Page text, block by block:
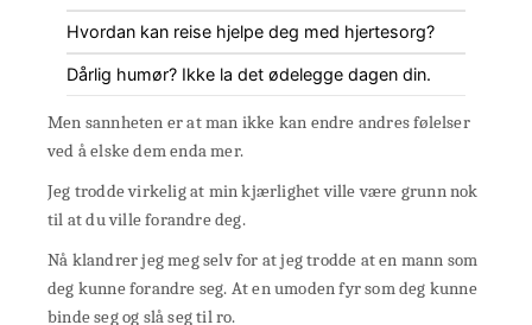
Hvordan kan reise hjelpe deg med hjertesorg?
Dårlig humør? Ikke la det ødelegge dagen din.
Men sannheten er at man ikke kan endre andres følelser
ved å elske dem enda mer.
Jeg trodde virkelig at min kjærlighet ville være grunn nok
til at du ville forandre deg.
Nå klandrer jeg meg selv for at jeg trodde at en mann som
deg kunne forandre seg. At en umoden fyr som deg kunne
binde seg og slå seg til ro.